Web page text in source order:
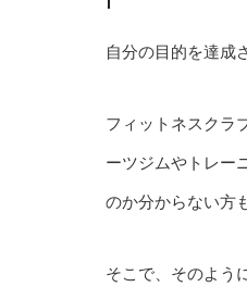
自分の目的を達成
フィットネスクラ
ーツジムやトレー
のか分からない方
そこで、そのよう